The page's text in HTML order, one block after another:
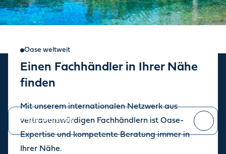
Oase weltweit
Einen Fachhändler in Ihrer Nähe
finden
Mit unserem internationalen Netzwerk aus
vertrauenswürdigen Fachhändlern ist Oase-
Expertise und kompetente Beratung immer in
Ihrer Nähe.
Oase Newsletter
Sie können sich jederzeit abmelden